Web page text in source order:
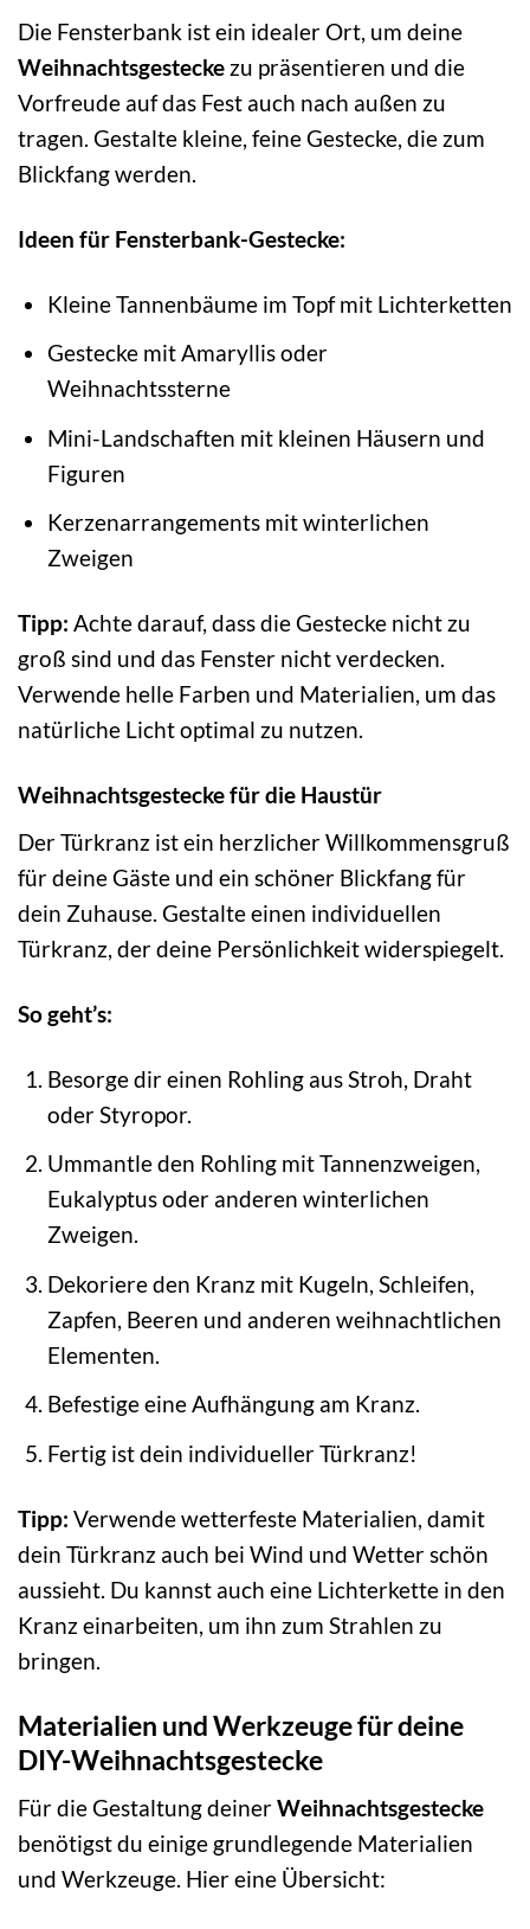
Die Fensterbank ist ein idealer Ort, um deine
Weihnachtsgestecke zu präsentieren und die
Vorfreude auf das Fest auch nach außen zu
tragen. Gestalte kleine, feine Gestecke, die zum
Blickfang werden.
Ideen für Fensterbank-Gestecke:
Kleine Tannenbäume im Topf mit Lichterketten
Gestecke mit Amaryllis oder
Weihnachtssterne
Mini-Landschaften mit kleinen Häusern und
Figuren
Kerzenarrangements mit winterlichen
Zweigen
Tipp: Achte darauf, dass die Gestecke nicht zu
groß sind und das Fenster nicht verdecken.
Verwende helle Farben und Materialien, um das
natürliche Licht optimal zu nutzen.
Weihnachtsgestecke für die Haustür
Der Türkranz ist ein herzlicher Willkommensgruß
für deine Gäste und ein schöner Blickfang für
dein Zuhause. Gestalte einen individuellen
Türkranz, der deine Persönlichkeit widerspiegelt.
So geht’s:
Besorge dir einen Rohling aus Stroh, Draht
oder Styropor.
Ummantle den Rohling mit Tannenzweigen,
Eukalyptus oder anderen winterlichen
Zweigen.
Dekoriere den Kranz mit Kugeln, Schleifen,
Zapfen, Beeren und anderen weihnachtlichen
Elementen.
Befestige eine Aufhängung am Kranz.
Fertig ist dein individueller Türkranz!
Tipp: Verwende wetterfeste Materialien, damit
dein Türkranz auch bei Wind und Wetter schön
aussieht. Du kannst auch eine Lichterkette in den
Kranz einarbeiten, um ihn zum Strahlen zu
bringen.
Materialien und Werkzeuge für deine
DIY-Weihnachtsgestecke
Für die Gestaltung deinerWeihnachtsgestecke
benötigst du einige grundlegende Materialien
und Werkzeuge. Hier eine Übersicht: